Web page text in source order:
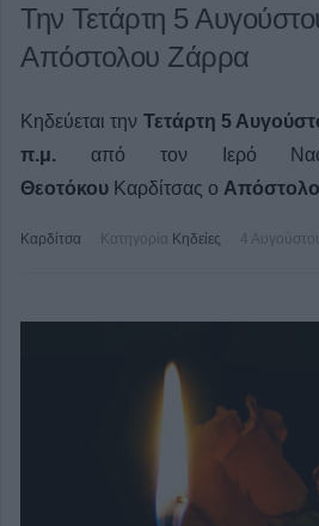
Την Τετάρτη 5
Απόστολου Ζάρρα
Κηδεύεται την Τετάρτη 5
π.μ. από τον Ιερό
Θεοτόκου Καρδίτσας ο
Καρδίτσα Κατηγορία Κηδείες 4